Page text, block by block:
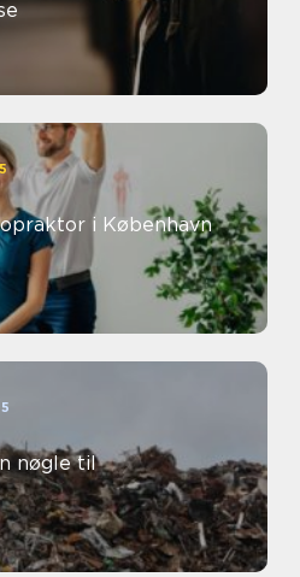
i København
nøgle til